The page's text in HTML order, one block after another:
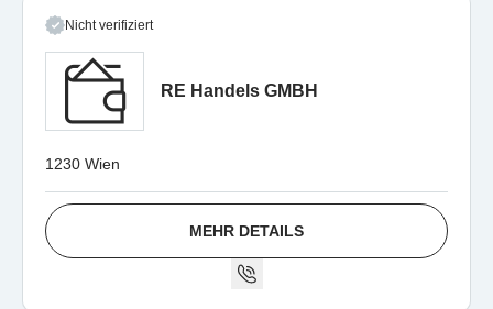
Nicht verifiziert
RE Handels GMBH
1230 Wien
MEHR DETAILS